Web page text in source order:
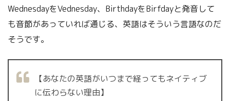
WednesdayをVednesday、BirthdayをBirfdayと発音して
も音節があっていれば通じる、英語はそういう言語なのだ
そうです。
【あなたの英語がいつまで経ってもネイティブ
に伝わらない理由】